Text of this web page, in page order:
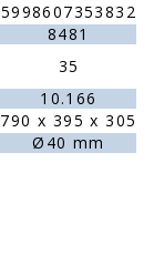
5998607353832
8481
35
10.166
790 x 395 x 305
Ø40 mm